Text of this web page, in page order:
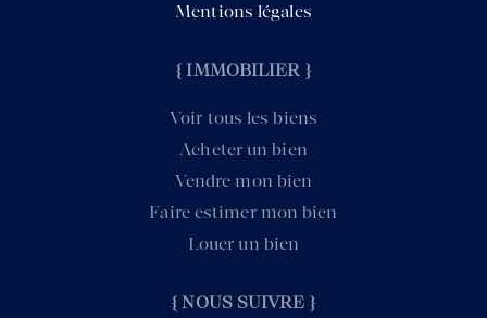
Mentions légales
{ IMMOBILIER }
Voir tous les biens
Acheter un bien
Vendre mon bien
Faire estimer mon bien
Louer un bien
{ NOUS SUIVRE }